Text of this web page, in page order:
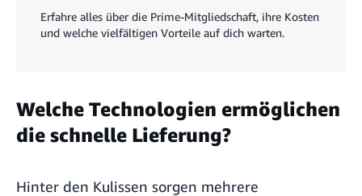
Erfahre alles über die Prime-Mitgliedschaft, ihre Kosten
und welche vielfältigen Vorteile auf dich warten.
Welche Technologien ermöglichen
die schnelle Lieferung?
Hinter den Kulissen sorgen mehrere